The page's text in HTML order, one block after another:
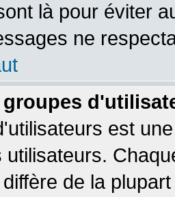
là pour éviter
ne
est
utilisateurs.
de la